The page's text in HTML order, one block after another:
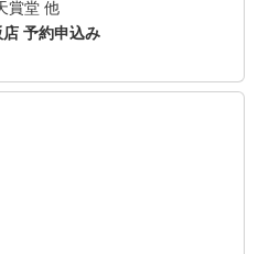
賞堂 他
予約申込み